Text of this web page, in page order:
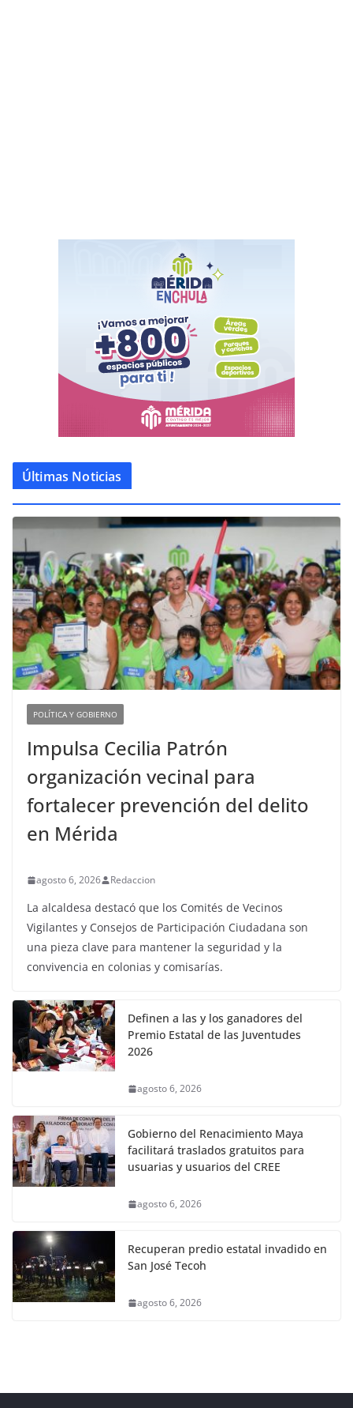
Últimas Noticias
POLÍTICA Y GOBIERNO
Impulsa Cecilia Patrón
organización vecinal para
fortalecer prevención del delito
en Mérida
agosto 6, 2026 Redaccion
La alcaldesa destacó que los Comités de Vecinos
Vigilantes y Consejos de Participación Ciudadana son
una pieza clave para mantener la seguridad y la
convivencia en colonias y comisarías.
Definen a las y los ganadores del
Premio Estatal de las Juventudes
2026
agosto 6, 2026
Gobierno del Renacimiento Maya
facilitará traslados gratuitos para
usuarias y usuarios del CREE
agosto 6, 2026
Recuperan predio estatal invadido en
San José Tecoh
agosto 6, 2026